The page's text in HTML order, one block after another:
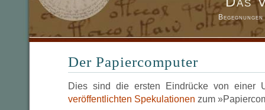
Der Papiercomputer
Dies sind die ersten Eindrücke von einer
veröffentlichten Spekulationen zum